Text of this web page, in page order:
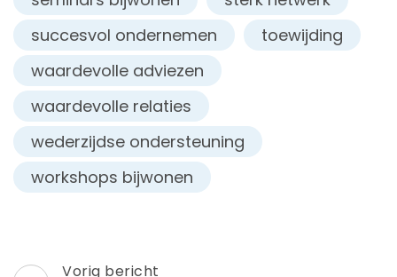
succesvol ondernemen
toewijding
waardevolle adviezen
waardevolle relaties
wederzijdse ondersteuning
workshops bijwonen
Vorig bericht